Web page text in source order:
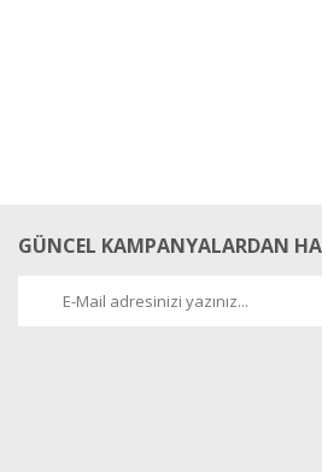
GÜNCEL KAMPANYALARDAN